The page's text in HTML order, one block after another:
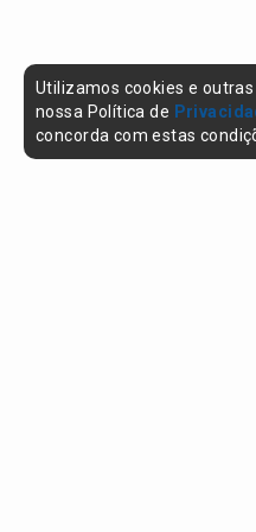
Utilizamos cookies e
nossa Política de
concorda com estas